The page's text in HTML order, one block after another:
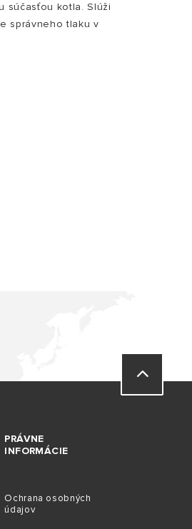
súčasťou kotla. Slúži
správneho tlaku v
PRÁVNE
INFORMÁCIE
Ochrana osobných
údajov